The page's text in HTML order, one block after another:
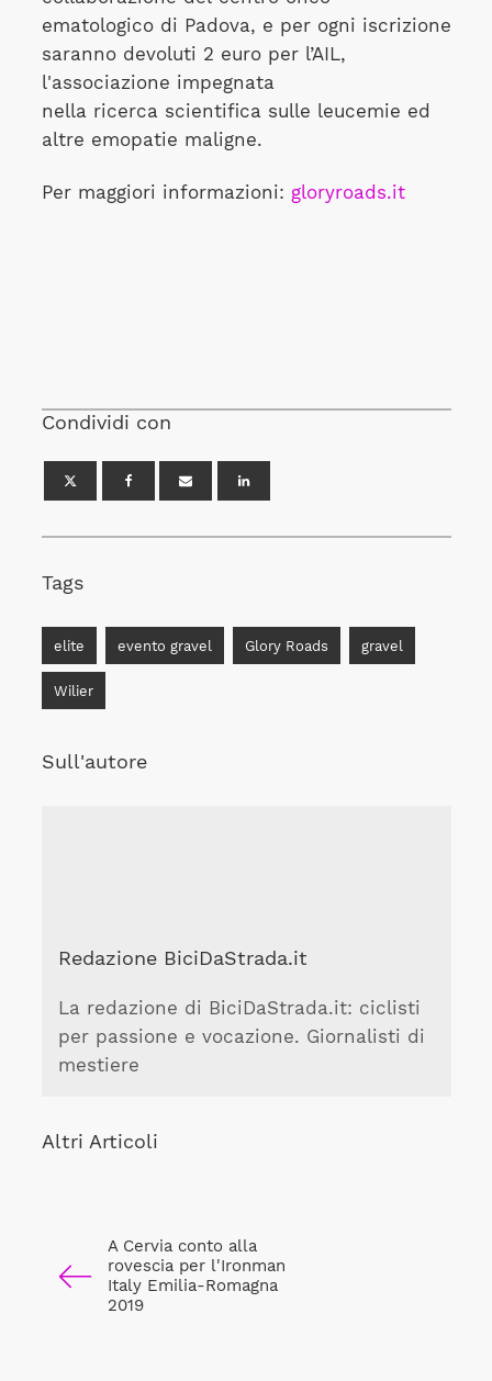
ematologico di Padova, e per ogni iscrizione
saranno devoluti 2 euro per l’AIL,
l'associazione impegnata
nella ricerca scientifica sulle leucemie ed
altre emopatie maligne.
Per maggiori informazioni: gloryroads.it
Condividi con
Tags
elite evento gravel Glory Roads gravel
Wilier
Sull'autore
Redazione BiciDaStrada.it
La redazione di BiciDaStrada.it: ciclisti
per passione e vocazione. Giornalisti di
mestiere
Altri Articoli
A Cervia conto alla
rovescia per l'Ironman
Italy Emilia-Romagna
2019